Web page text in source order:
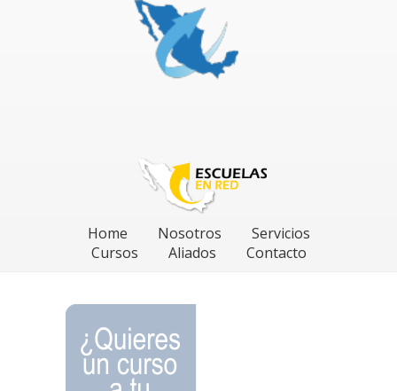
Home Nosotros
Servicios
Cursos
Aliados Contacto